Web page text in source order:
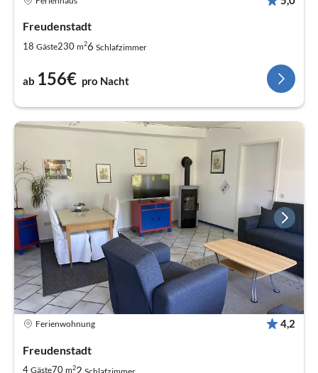
Freudenstadt
18 Gäste230 m26 Schlafzimmer
ab 156€ pro Nacht
Ferienwohnung 4,2
Freudenstadt
4 Gäste70 m22